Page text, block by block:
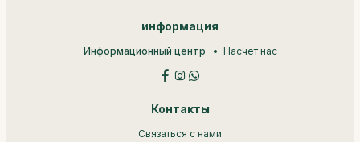
информация
Информационный центр Насчет нас
Контакты
Связаться с нами